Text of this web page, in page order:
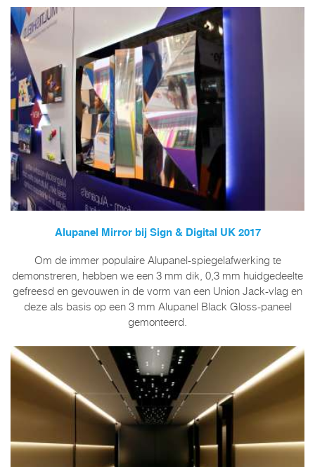
Alupanel Mirror bij Sign & Digital UK 2017
Om de immer populaire Alupanel-spiegelafwerking te
demonstreren, hebben we een 3 mm dik, 0,3 mm huidgedeelte
gefreesd en gevouwen in de vorm van een Union Jack-vlag en
deze als basis op een 3 mm Alupanel Black Gloss-paneel
gemonteerd.